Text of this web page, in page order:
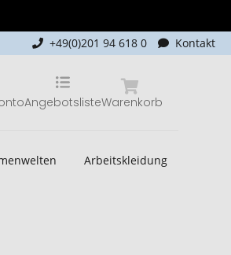
+49(0)201 94 618 0 Kontakt
Warenkorb
Angebotsliste
Arbeitskleidung